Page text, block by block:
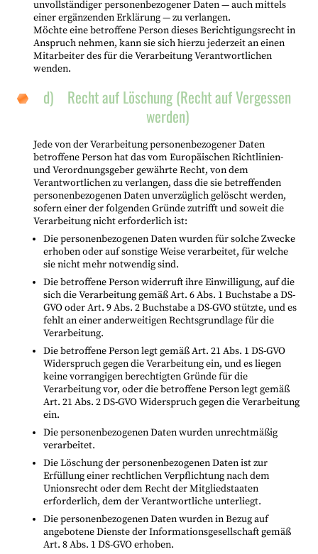
unvollständiger personenbezogener Daten — auch mittels
einer ergänzenden Erklärung — zu verlangen.
Möchte eine betroffene Person dieses Berichtigungsrecht in
Anspruch nehmen, kann sie sich hierzu jederzeit an einen
Mitarbeiter des für die Verarbeitung Verantwortlichen
wenden.
d) Recht auf Löschung (Recht auf Vergessen
werden)
Jede von der Verarbeitung personenbezogener Daten
betroffene Person hat das vom Europäischen Richtlinien-
und Verordnungsgeber gewährte Recht, von dem
Verantwortlichen zu verlangen, dass die sie betreffenden
personenbezogenen Daten unverzüglich gelöscht werden,
sofern einer der folgenden Gründe zutrifft und soweit die
Verarbeitung nicht erforderlich ist:
Die personenbezogenen Daten wurden für solche Zwecke
erhoben oder auf sonstige Weise verarbeitet, für welche
sie nicht mehr notwendig sind.
Die betroffene Person widerruft ihre Einwilligung, auf die
sich die Verarbeitung gemäß Art. 6 Abs. 1 Buchstabe a DS-
GVO oder Art. 9 Abs. 2 Buchstabe a DS-GVO stützte, und es
fehlt an einer anderweitigen Rechtsgrundlage für die
Verarbeitung.
Die betroffene Person legt gemäß Art. 21 Abs. 1 DS-GVO
Widerspruch gegen die Verarbeitung ein, und es liegen
keine vorrangigen berechtigten Gründe für die
Verarbeitung vor, oder die betroffene Person legt gemäß
Art. 21 Abs. 2 DS-GVO Widerspruch gegen die Verarbeitung
ein.
Die personenbezogenen Daten wurden unrechtmäßig
verarbeitet.
Die Löschung der personenbezogenen Daten ist zur
Erfüllung einer rechtlichen Verpflichtung nach dem
Unionsrecht oder dem Recht der Mitgliedstaaten
erforderlich, dem der Verantwortliche unterliegt.
Die personenbezogenen Daten wurden in Bezug auf
angebotene Dienste der Informationsgesellschaft gemäß
Art. 8 Abs. 1 DS-GVO erhoben.